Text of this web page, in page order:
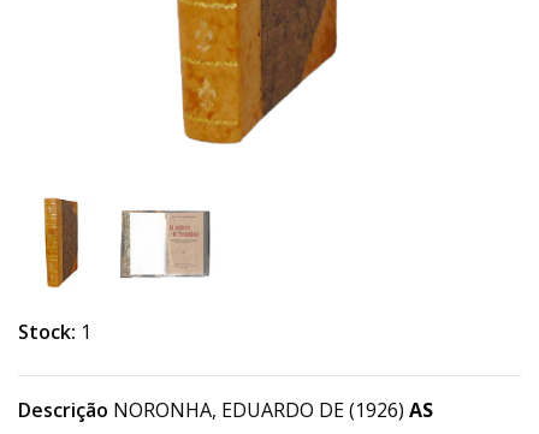
Stock: 1
Descrição NORONHA, EDUARDO DE (1926) AS